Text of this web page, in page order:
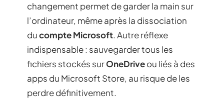
changement permet de garder la main sur
l’ordinateur, même après la dissociation
ducompte Microsoft. Autre réflexe
indispensable : sauvegarder tous les
fichiers stockés surOneDriveou liés à des
apps du Microsoft Store, au risque de les
perdre définitivement.